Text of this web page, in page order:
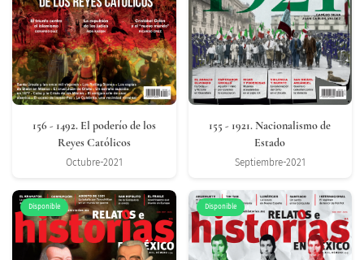
156 - 1492. El poderío de los
Reyes Católicos
Octubre-2021
155 - 1921. Nacionalismo de
Estado
Septiembre-2021
Disponible Disponible